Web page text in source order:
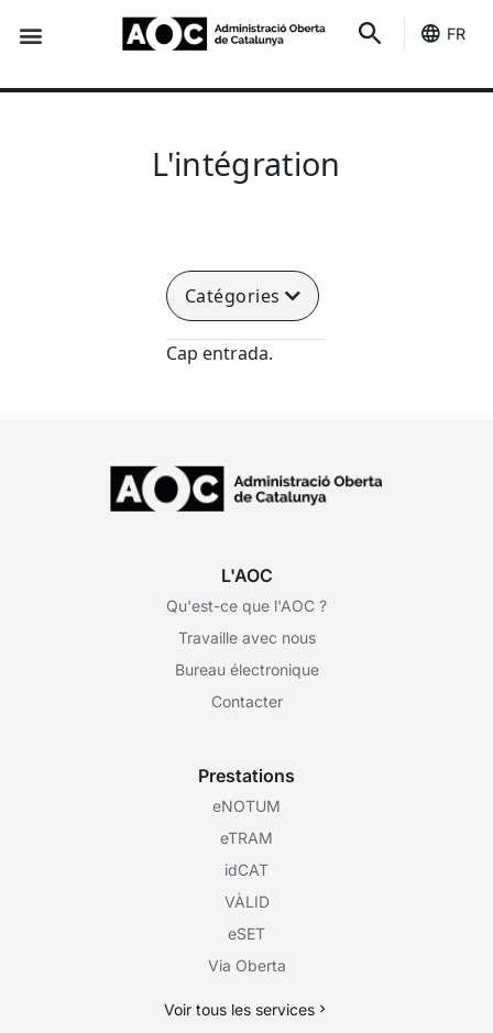
FR
L'intégration
Catégories
Cap entrada.
L'AOC
Qu'est-ce que l'AOC ?
Travaille avec nous
Bureau électronique
Contacter
Prestations
eNOTUM
eTRAM
idCAT
VÀLID
eSET
Via Oberta
Voir tous les services